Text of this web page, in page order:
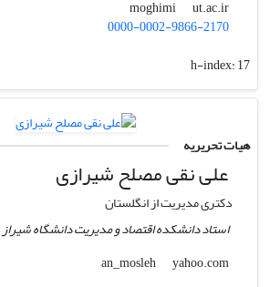
moghimi
ut.ac.ir
0000-0002-9866-2170
h-index:17
هیات تحریریه
علی نقی مصلح شیرازی
دکتری مدیریت از انگلستان
استاد دانشکده اقتصاد و مدیریت دانشگاه شیراز
an_mosleh
yahoo.com